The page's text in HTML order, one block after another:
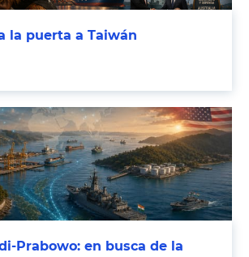
la puerta a Taiwán
Prabowo: en busca de la